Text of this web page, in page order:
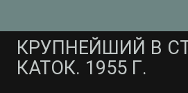
КРУПНЕЙШИЙ В
КАТОК. 1955 Г.